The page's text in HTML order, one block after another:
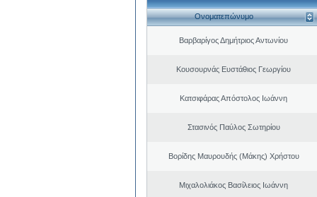
Ονοματεπώνυμο
Βαρβαρίγος Δημήτριος Αντωνίου
Κουσουρνάς Ευστάθιος Γεωργίου
Κατσιφάρας Απόστολος Ιωάννη
Στασινός Παύλος Σωτηρίου
Βορίδης Μαυρουδής (Μάκης) Χρήστου
Μιχαλολιάκος Βασίλειος Ιωάννη